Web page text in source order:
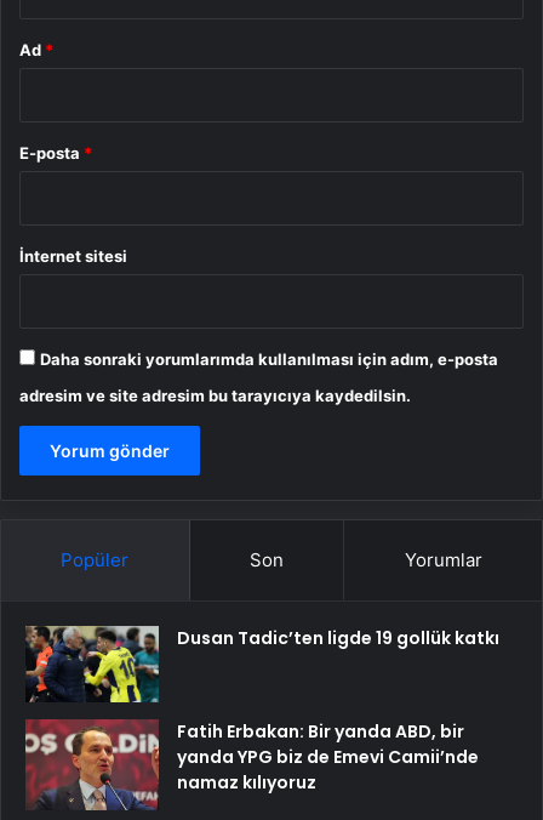
Ad *
E-posta *
İnternet sitesi
Daha sonraki yorumlarımda kullanılması için adım, e-posta
adresim ve site adresim bu tarayıcıya kaydedilsin.
Popüler Son Yorumlar
Dusan Tadic’ten ligde 19 gollük katkı
Fatih Erbakan: Bir yanda ABD, bir
yanda YPG biz de Emevi Camii’nde
namaz kılıyoruz